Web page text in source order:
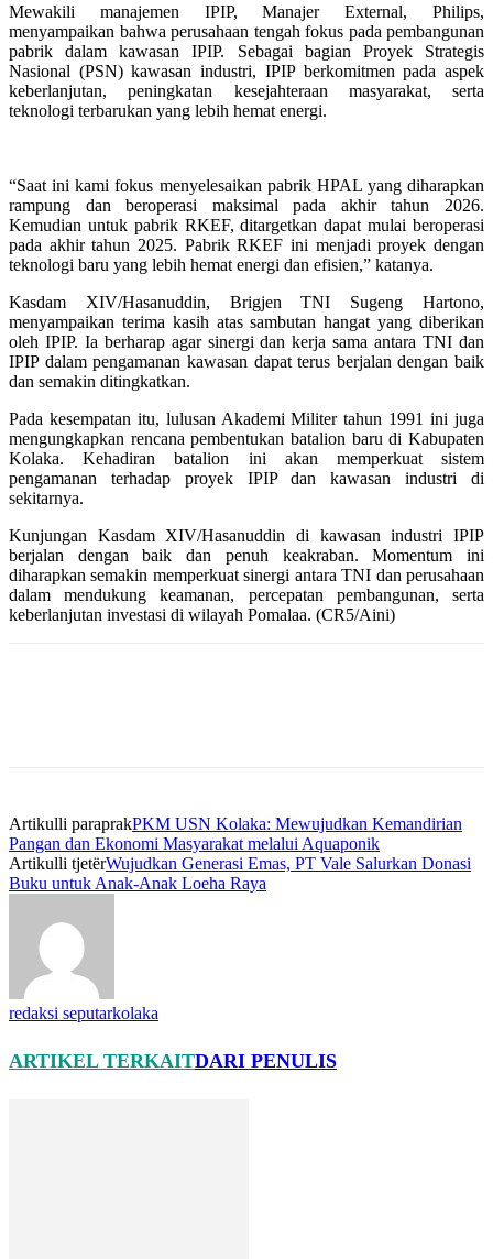
Mewakili manajemen IPIP, Manajer External, Philips,
menyampaikan bahwa perusahaan tengah fokus pada pembangunan
pabrik dalam kawasan IPIP. Sebagai bagian Proyek Strategis
Nasional (PSN) kawasan industri, IPIP berkomitmen pada aspek
keberlanjutan, peningkatan kesejahteraan masyarakat, serta
teknologi terbarukan yang lebih hemat energi.
“Saat ini kami fokus menyelesaikan pabrik HPAL yang diharapkan
rampung dan beroperasi maksimal pada akhir tahun 2026.
Kemudian untuk pabrik RKEF, ditargetkan dapat mulai beroperasi
pada akhir tahun 2025. Pabrik RKEF ini menjadi proyek dengan
teknologi baru yang lebih hemat energi dan efisien,” katanya.
Kasdam XIV/Hasanuddin, Brigjen TNI Sugeng Hartono,
menyampaikan terima kasih atas sambutan hangat yang diberikan
oleh IPIP. Ia berharap agar sinergi dan kerja sama antara TNI dan
IPIP dalam pengamanan kawasan dapat terus berjalan dengan baik
dan semakin ditingkatkan.
Pada kesempatan itu, lulusan Akademi Militer tahun 1991 ini juga
mengungkapkan rencana pembentukan batalion baru di Kabupaten
Kolaka. Kehadiran batalion ini akan memperkuat sistem
pengamanan terhadap proyek IPIP dan kawasan industri di
sekitarnya.
Kunjungan Kasdam XIV/Hasanuddin di kawasan industri IPIP
berjalan dengan baik dan penuh keakraban. Momentum ini
diharapkan semakin memperkuat sinergi antara TNI dan perusahaan
dalam mendukung keamanan, percepatan pembangunan, serta
keberlanjutan investasi di wilayah Pomalaa. (CR5/Aini)
Artikulli paraprakPKM USN Kolaka: Mewujudkan Kemandirian
Pangan dan Ekonomi Masyarakat melalui Aquaponik
Artikulli tjetërWujudkan Generasi Emas, PT Vale Salurkan Donasi
Buku untuk Anak-Anak Loeha Raya
redaksi seputarkolaka
ARTIKEL TERKAITDARI PENULIS